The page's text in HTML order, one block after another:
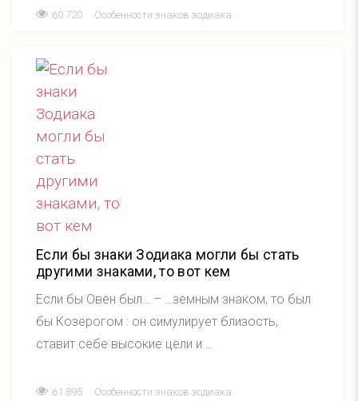
60 720 Особенности знаков зодиака
Если бы знаки Зодиака могли бы стать
другими знаками, то вот кем
Если бы Овен был… – …земным знаком, то был
бы Козерогом : он симулирует близость,
ставит себе высокие цели и …
61 895 Особенности знаков зодиака